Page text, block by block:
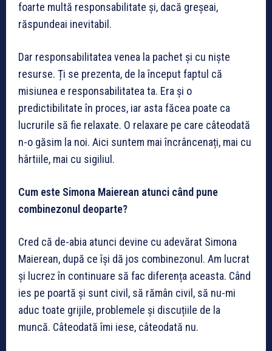
foarte multă responsabilitate și, dacă greșeai,
răspundeai inevitabil.
Dar responsabilitatea venea la pachet și cu niște
resurse. Ți se prezenta, de la început faptul că
misiunea e responsabilitatea ta. Era și o
predictibilitate în proces, iar asta făcea poate ca
lucrurile să fie relaxate. O relaxare pe care câteodată
n-o găsim la noi. Aici suntem mai încrâncenați, mai cu
hârtiile, mai cu sigiliul.
Cum este Simona Maierean atunci când pune
combinezonul deoparte?
Cred că de-abia atunci devine cu adevărat Simona
Maierean, după ce își dă jos combinezonul. Am lucrat
și lucrez în continuare să fac diferența aceasta. Când
ies pe poartă și sunt civil, să rămân civil, să nu-mi
aduc toate grijile, problemele și discuțiile de la
muncă. Câteodată îmi iese, câteodată nu.